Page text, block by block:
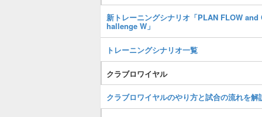
新トレーニングシナリオ「PLAN FLOW and
hallenge W」
トレーニングシナリオ一覧
クラブロワイヤル
クラブロワイヤルのやり方と試合の流れを解